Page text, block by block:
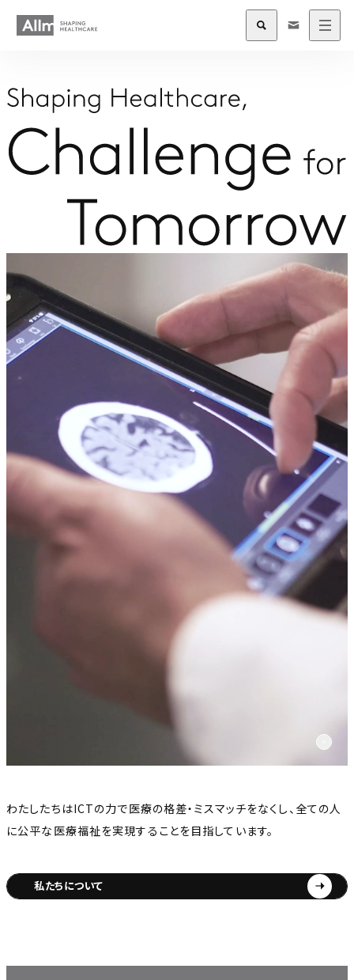
わたしたちはICTの力で医療の格差・ミスマッチをなくし、全ての人
に公平な医療福祉を実現することを目指しています。
私たちについて